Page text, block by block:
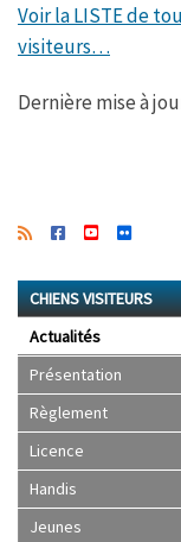
Voir la LISTE de
visiteurs…
Dernière mise à
CHIENS VISITEURS
Actualités
Présentation
Règlement
Licence
Handis
Jeunes